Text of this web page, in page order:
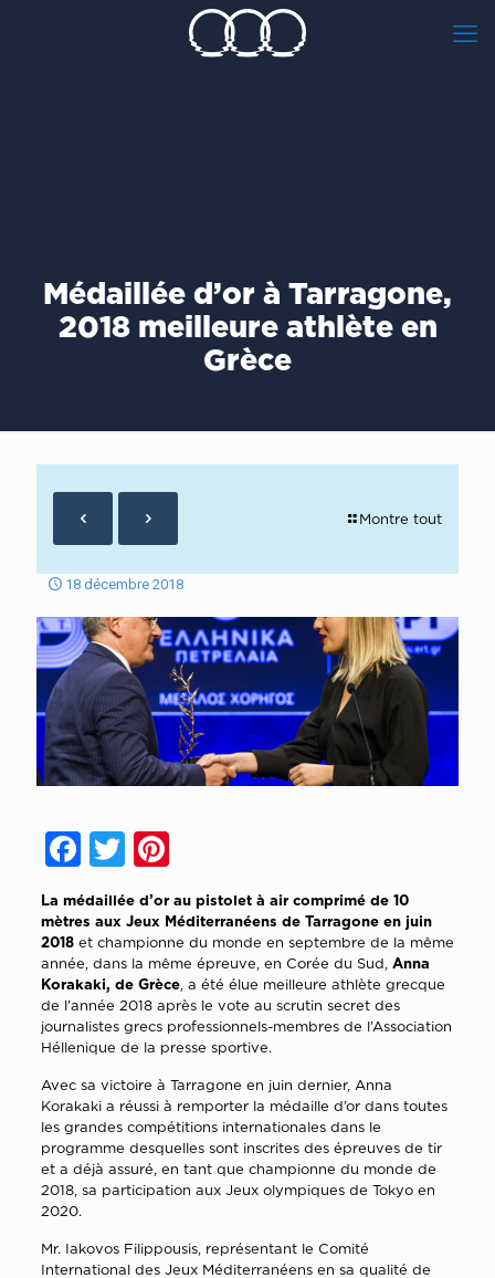
Médaillée d’or à Tarragone,
2018 meilleure athlète en
Grèce
Montre tout
18 décembre 2018
Facebook
TwitterPinterest
La médaillée d’or au pistolet à air comprimé de 10
mètres aux Jeux Méditerranéens de Tarragone en juin
2018et championne du monde en septembre de la même
année, dans la même épreuve, en Corée du Sud, Anna
Korakaki, de Grèce, a été élue meilleure athlète grecque
de l’année 2018 après le vote au scrutin secret des
journalistes grecs professionnels-membres de l’Association
Héllenique de la presse sportive.
Avec sa victoire à Tarragone en juin dernier, Anna
Korakaki a réussi à remporter la médaille d’or dans toutes
les grandes compétitions internationales dans le
programme desquelles sont inscrites des épreuves de tir
et a déjà assuré, en tant que championne du monde de
2018, sa participation aux Jeux olympiques de Tokyo en
2020.
Mr. Iakovos Filippousis, représentant le Comité
Ιnternational des Jeux Méditerranéens en sa qualité de